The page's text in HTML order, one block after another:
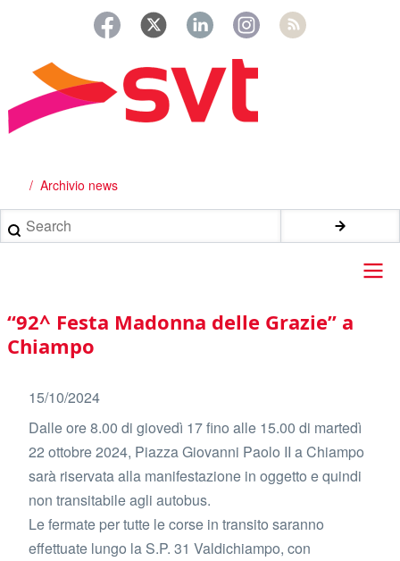
principale
Briciole
di
pane
Archivio news
Search
Main
navigation
“92^ Festa Madonna delle Grazie” a
Chiampo
15/10/2024
Dalle ore 8.00 di giovedì 17 fino alle 15.00 di martedì
22 ottobre 2024, Piazza Giovanni Paolo II a Chiampo
sarà riservata alla manifestazione in oggetto e quindi
non transitabile agli autobus.
Le fermate per tutte le corse in transito saranno
effettuate lungo la S.P. 31 Valdichiampo, con